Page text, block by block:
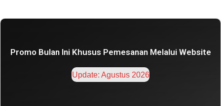
Promo Bulan Ini Khusus Pemesanan Melalui Website
Update: Agustus 2026